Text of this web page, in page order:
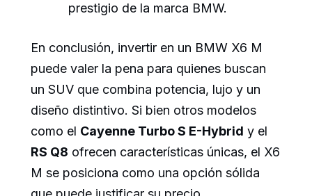
prestigio de la marca BMW.
En conclusión, invertir en un BMW X6 M
puede valer la pena para quienes buscan
un SUV que combina potencia, lujo y un
diseño distintivo. Si bien otros modelos
como el Cayenne Turbo S E-Hybrid y el
RS Q8 ofrecen características únicas, el X6
M se posiciona como una opción sólida